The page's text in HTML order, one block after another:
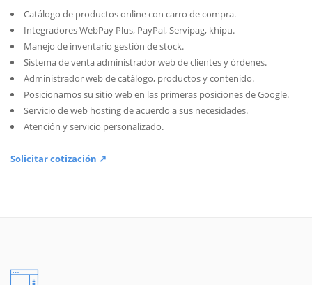
Catálogo de productos online con carro de compra.
Integradores WebPay Plus, PayPal, Servipag, khipu.
Manejo de inventario gestión de stock.
Sistema de venta administrador web de clientes y órdenes.
Administrador web de catálogo, productos y contenido.
Posicionamos su sitio web en las primeras posiciones de Google.
Servicio de web hosting de acuerdo a sus necesidades.
Atención y servicio personalizado.
Solicitar cotización ↗